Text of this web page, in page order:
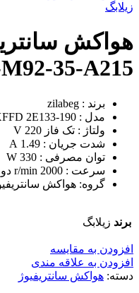
زیلابگ
35-A215
برند : zilabeg
مدل : LXFFD 2E133-190
ولتاژ : تک فاز 220 V
شدت جریان : 1.49 A
توان مصرفی : 330 W
سرعت : 2000 r/min دور در دقیقه
گروه: هواکش
برند زیلابگ
افزودن به مقایسه
افزودن به علاقه مندی
دسته: هواکش سانتریفیوژ